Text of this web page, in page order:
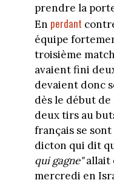
prendre la
En perdant
équipe
troisième
avaient fini
devaient donc
dès le début de
deux tirs au
français se
dicton qui dit
qui gagne"allait
mercredi en